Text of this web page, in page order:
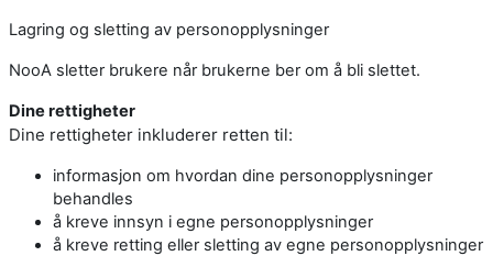
Lagring og sletting av personopplysninger
NooA sletter brukere når brukerne ber om å bli slettet.
Dine rettigheter
Dine rettigheter inkluderer retten til:
informasjon om hvordan dine personopplysninger
behandles
å kreve innsyn i egne personopplysninger
å kreve retting eller sletting av egne personopplysninger